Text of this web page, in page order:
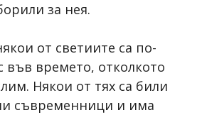
за нея.
от светиите са по-
във времето, отколкото
Някои от тях са били
съвременници и има